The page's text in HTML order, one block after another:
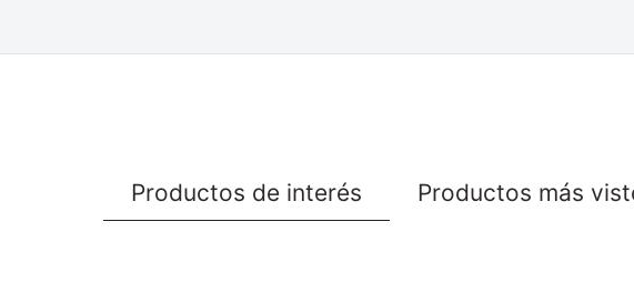
Productos de interés Productos más